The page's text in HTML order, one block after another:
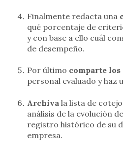
Finalmente redacta una
qué porcentaje de
y con base a ello cuál
de desempeño.
Por último comparte
personal evaluado y
Archiva la lista de
análisis de la evolución
registro histórico de su
empresa.